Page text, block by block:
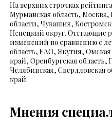
На верхних строчках
Мурманская область,
области, Чувашия,
Ненецкий округ. Отстающие
изменений по сравнению с
область, ЕАО, Якутия,
край, Оренбургская
Челябинская, Свердловская
край.
Мнения